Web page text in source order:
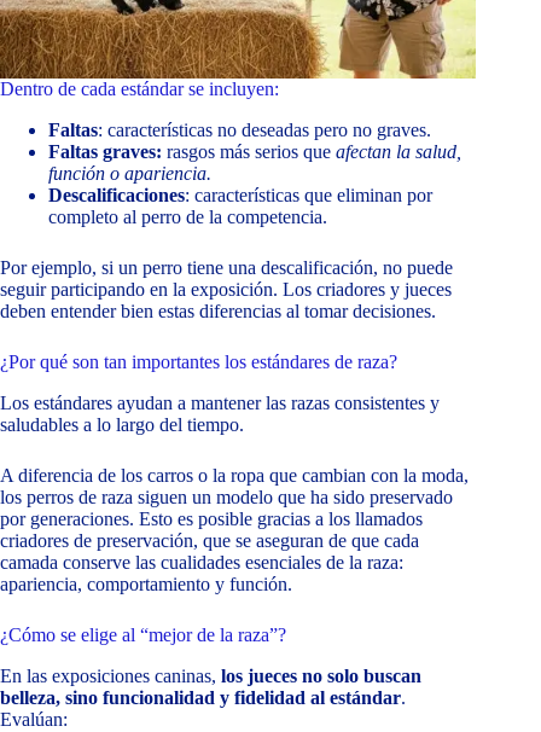
Dentro de cada estándar se incluyen:
Faltas: características no deseadas pero no graves.
Faltas graves: rasgos más serios que afectan la salud,
función o apariencia.
Descalificaciones: características que eliminan por
completo al perro de la competencia.
Por ejemplo, si un perro tiene una descalificación, no puede
seguir participando en la exposición. Los criadores y jueces
deben entender bien estas diferencias al tomar decisiones.
¿Por qué son tan importantes los estándares de raza?
Los estándares ayudan a mantener las razas consistentes y
saludables a lo largo del tiempo.
A diferencia de los carros o la ropa que cambian con la moda,
los perros de raza siguen un modelo que ha sido preservado
por generaciones. Esto es posible gracias a los llamados
criadores de preservación, que se aseguran de que cada
camada conserve las cualidades esenciales de la raza:
apariencia, comportamiento y función.
¿Cómo se elige al “mejor de la raza”?
En las exposiciones caninas, los jueces no solo buscan
belleza, sino funcionalidad y fidelidad al estándar.
Evalúan: